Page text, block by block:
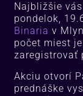
Najbližšie
pondelok,
Binaria v
počet miest
zaregistrovať
Akciu otvorí
prednáške